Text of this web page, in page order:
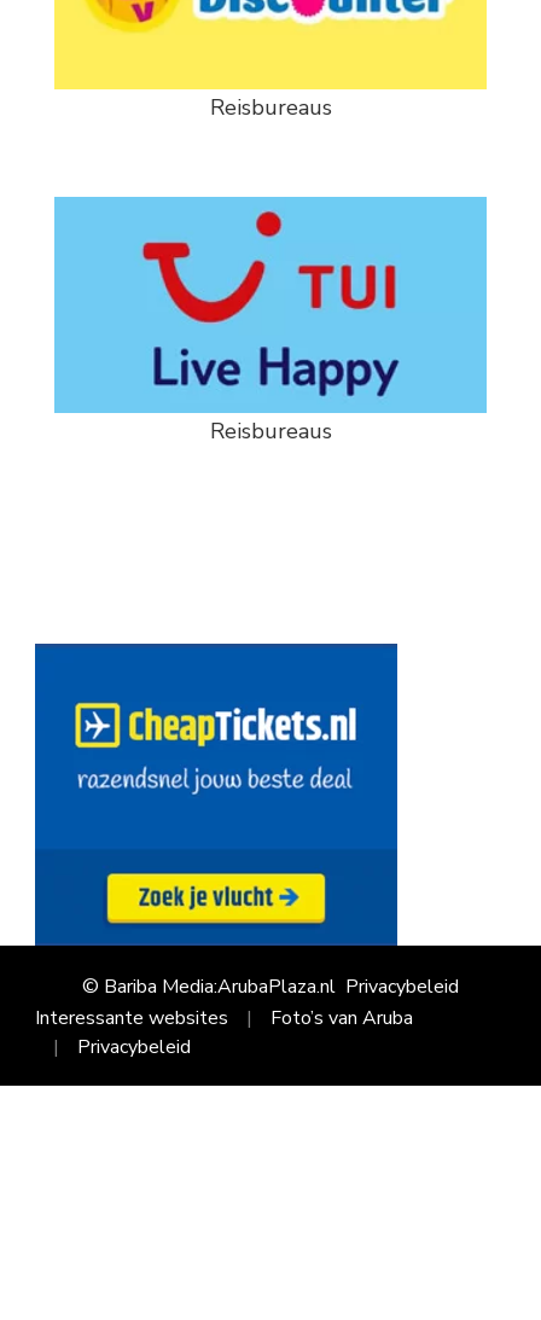
Reisbureaus
Reisbureaus
© Bariba Media:ArubaPlaza.nl Privacybeleid
Interessante websites
Foto’s van Aruba
Privacybeleid